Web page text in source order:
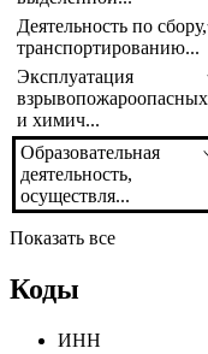
целей гео...
Услуги подвижной
радиосвязи в
выделенной...
Деятельность по сбору,
транспортированию...
Эксплуатация
взрывопожароопасных
и химич...
Образовательная
осуществля...